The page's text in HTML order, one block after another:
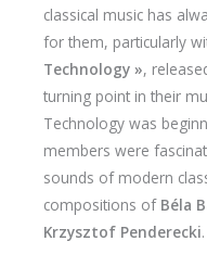
classical music has
for them, particularly
Technology »,
turning point in their
Technology was
members were
sounds of modern
compositions of Béla
Krzysztof Penderecki.